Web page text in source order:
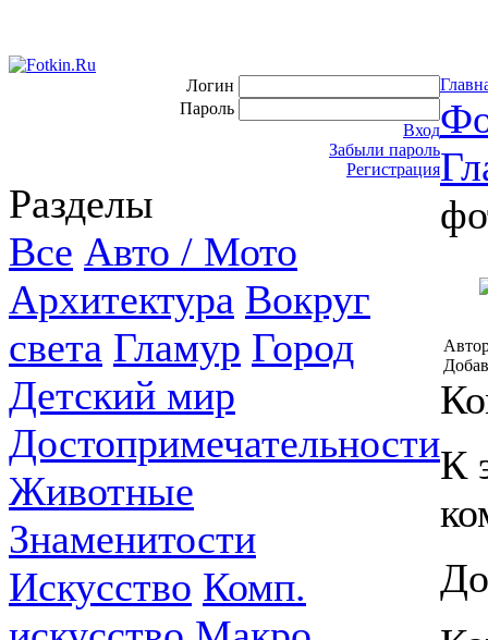
Логин
Пароль
Вход
Забыли пароль
Регистрация
Разделы
Все Авто / Мото
Архитектура Вокруг
света Гламур Город
Детский мир
Достопримечательности
Животные
Знаменитости
Искусство Комп.
К